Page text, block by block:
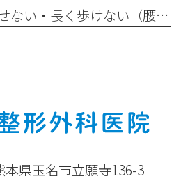
腰が痛くて腰を反らせない・長く歩けない（腰部脊柱管狭窄症）
本県玉名市立願寺136-3